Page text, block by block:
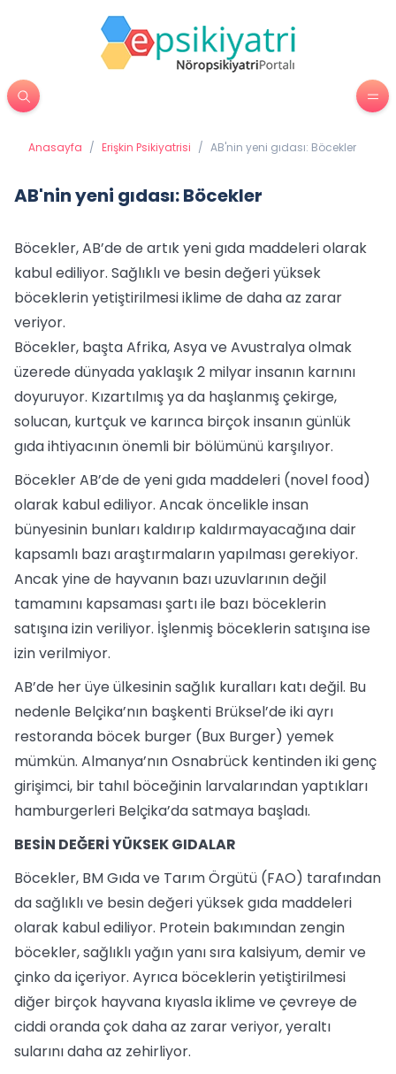
Anasayfa / Erişkin Psikiyatrisi / AB'nin yeni gıdası: Böcekler
AB'nin yeni gıdası: Böcekler
Böcekler, AB’de de artık yeni gıda maddeleri olarak
kabul ediliyor. Sağlıklı ve besin değeri yüksek
böceklerin yetiştirilmesi iklime de daha az zarar
veriyor.
Böcekler, başta Afrika, Asya ve Avustralya olmak
üzerede dünyada yaklaşık 2 milyar insanın karnını
doyuruyor. Kızartılmış ya da haşlanmış çekirge,
solucan, kurtçuk ve karınca birçok insanın günlük
gıda ihtiyacının önemli bir bölümünü karşılıyor.
Böcekler AB’de de yeni gıda maddeleri (novel food)
olarak kabul ediliyor. Ancak öncelikle insan
bünyesinin bunları kaldırıp kaldırmayacağına dair
kapsamlı bazı araştırmaların yapılması gerekiyor.
Ancak yine de hayvanın bazı uzuvlarının değil
tamamını kapsaması şartı ile bazı böceklerin
satışına izin veriliyor. İşlenmiş böceklerin satışına ise
izin verilmiyor.
AB’de her üye ülkesinin sağlık kuralları katı değil. Bu
nedenle Belçika’nın başkenti Brüksel’de iki ayrı
restoranda böcek burger (Bux Burger) yemek
mümkün. Almanya’nın Osnabrück kentinden iki genç
girişimci, bir tahıl böceğinin larvalarından yaptıkları
hamburgerleri Belçika’da satmaya başladı.
BESİN DEĞERİ YÜKSEK GIDALAR
Böcekler, BM Gıda ve Tarım Örgütü (FAO) tarafından
da sağlıklı ve besin değeri yüksek gıda maddeleri
olarak kabul ediliyor. Protein bakımından zengin
böcekler, sağlıklı yağın yanı sıra kalsiyum, demir ve
çinko da içeriyor. Ayrıca böceklerin yetiştirilmesi
diğer birçok hayvana kıyasla iklime ve çevreye de
ciddi oranda çok daha az zarar veriyor, yeraltı
sularını daha az zehirliyor.